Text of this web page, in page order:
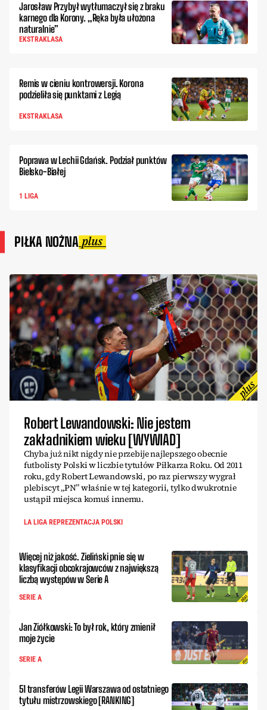
Jarosław Przybył wytłumaczył się z braku
karnego dla Korony. „Ręka była ułożona
naturalnie”
EKSTRAKLASA
Remis w cieniu kontrowersji. Korona
podzieliła się punktami z Legią
EKSTRAKLASA
Poprawa w Lechii Gdańsk. Podział punktów
Bielsko-Białej
1 LIGA
PIŁKA NOŻNA
Robert Lewandowski: Nie jestem
zakładnikiem wieku [WYWIAD]
Chyba już nikt nigdy nie przebije najlepszego obecnie
futbolisty Polski w liczbie tytułów Piłkarza Roku. Od 2011
roku, gdy Robert Lewandowski, po raz pierwszy wygrał
plebiscyt „PN” właśnie w tej kategorii, tylko dwukrotnie
ustąpił miejsca komuś innemu.
LA LIGA REPREZENTACJA POLSKI
Więcej niż jakość. Zieliński pnie się w
klasyfikacji obcokrajowców z największą
liczbą występów w Serie A
SERIE A
Jan Ziółkowski: To był rok, który zmienił
moje życie
SERIE A
51 transferów Legii Warszawa od ostatniego
tytułu mistrzowskiego [RANKING]